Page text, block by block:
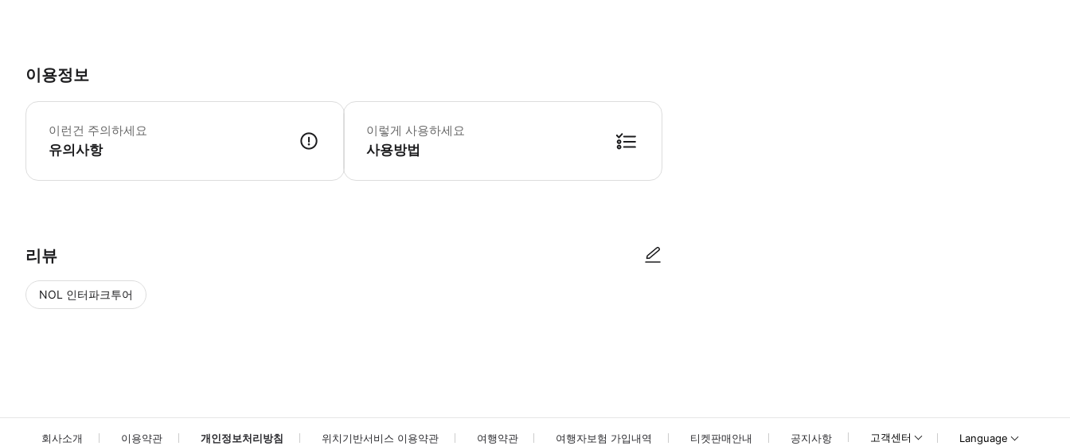
이용정보
이런건 주의하세요
유의사항
특별한 요구 사항(아동용 시트, 대형 수하물, 특정 픽업 지점)이 있는 경우, 사전에 저희에게 연락해 주시기 바랍니다. 요청 시 카시트 및 부스터 시트 무료
이렇게 사용하세요
사용방법
리뷰
NOL 인터파크투어
회사소개 이용약관 개인정보처리방침 위치기반서비스 이용약관 여행약관 여행자보험 가입내역 티켓판매안내 공지사항 고객센터 Language